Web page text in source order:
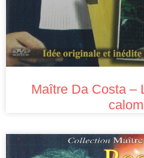
Maître Da Costa –